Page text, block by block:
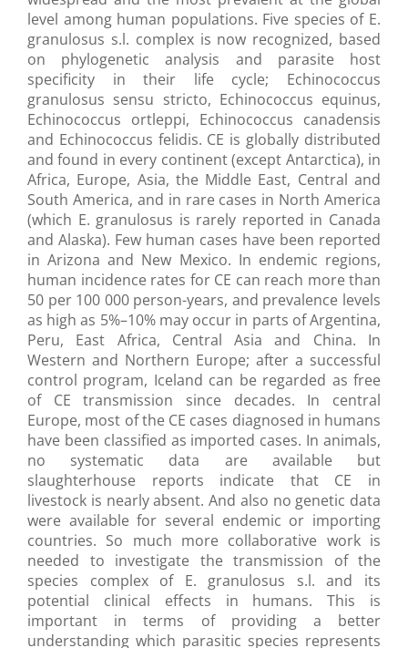
level among human populations. Five species of E.
granulosus s.l. complex is now recognized, based
on phylogenetic analysis and parasite host
specificity in their life cycle; Echinococcus
granulosus sensu stricto, Echinococcus equinus,
Echinococcus ortleppi, Echinococcus canadensis
and Echinococcus felidis. CE is globally distributed
and found in every continent (except Antarctica), in
Africa, Europe, Asia, the Middle East, Central and
South America, and in rare cases in North America
(which E. granulosus is rarely reported in Canada
and Alaska). Few human cases have been reported
in Arizona and New Mexico. In endemic regions,
human incidence rates for CE can reach more than
50 per 100 000 person-years, and prevalence levels
as high as 5%–10% may occur in parts of Argentina,
Peru, East Africa, Central Asia and China. In
Western and Northern Europe; after a successful
control program, Iceland can be regarded as free
of CE transmission since decades. In central
Europe, most of the CE cases diagnosed in humans
have been classified as imported cases. In animals,
no systematic data are available but
slaughterhouse reports indicate that CE in
livestock is nearly absent. And also no genetic data
were available for several endemic or importing
countries. So much more collaborative work is
needed to investigate the transmission of the
species complex of E. granulosus s.l. and its
potential clinical effects in humans. This is
important in terms of providing a better
understanding which parasitic species represents